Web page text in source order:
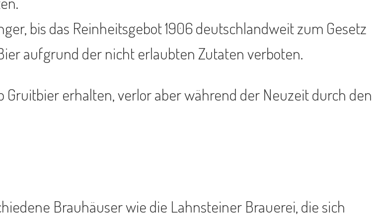
bis das Reinheitsgebot 1906 deutschlandweit zum Gesetz
aufgrund der nicht erlaubten Zutaten verboten.
erhalten, verlor aber während der Neuzeit durch den
Brauhäuser wie die Lahnsteiner Brauerei, die sich